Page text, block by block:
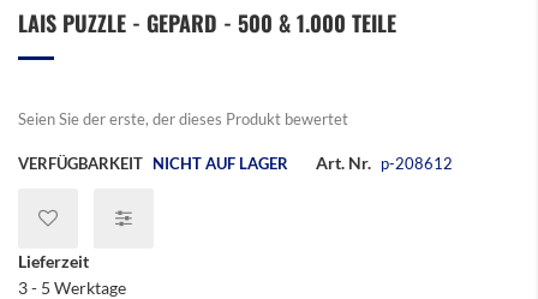
Anfang
LAIS PUZZLE - GEPARD - 500 & 1.000 TEILE
Seien Sie der erste, der dieses Produkt bewertet
VERFÜGBARKEIT NICHT AUF LAGER Art. Nr. p-208612
Lieferzeit
3 - 5 Werktage